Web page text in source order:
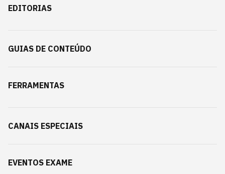
EDITORIAS
GUIAS DE CONTEÚDO
FERRAMENTAS
CANAIS ESPECIAIS
EVENTOS EXAME